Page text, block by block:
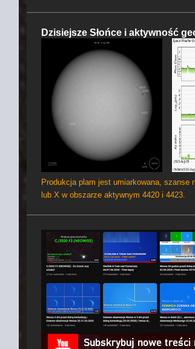
Dzisiejsze Słońce i aktywność
Produkcja plam jest umiarkowana, szanse
lub X w obszarze aktywnym 4420 i 4423.